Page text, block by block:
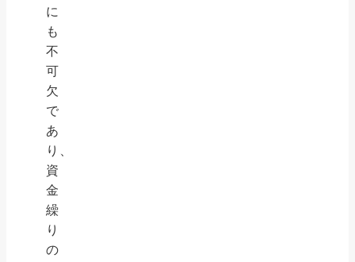
に
も
不
可
欠
で
あ
り、
資
金
繰
り
の